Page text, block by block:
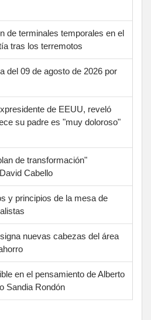
de terminales temporales en el
tras los terremotos
del 09 de agosto de 2026 por
de EEUU, reveló
su padre es "muy doloroso"
de transformación"
Cabello
y principios de la mesa de
nuevas cabezas del área
en el pensamiento de Alberto
Sandia Rondón